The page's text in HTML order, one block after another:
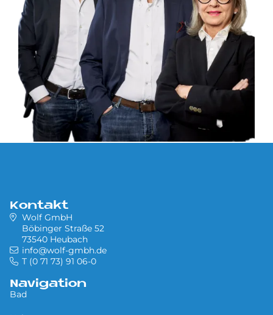
Kontakt
Wolf GmbH
Böbinger Straße 52
73540 Heubach
info@wolf-gmbh.de
T (0 71 73) 91 06-0
Navigation
Bad